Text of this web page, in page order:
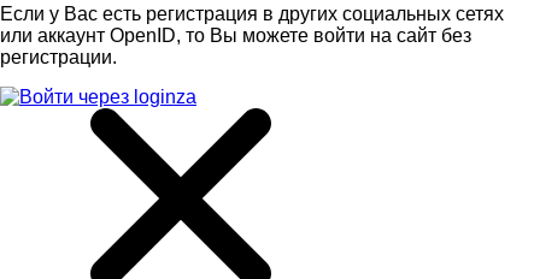
Если у Вас есть регистрация в других социальных сетях
или аккаунт OpenID, то Вы можете войти на сайт без
регистрации.